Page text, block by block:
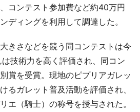
コンテスト参加費など約40万円
ディングを利用して調達した。
きさなどを競う同コンテストは今
技術力を高く評価され、同コン
賞を受賞。現地のピプリアガレッ
るガレット普及活動を評価され、
エ（騎士）の称号を授与された。